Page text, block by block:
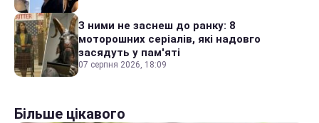
З ними не заснеш до ранку: 8
моторошних серіалів, які надовго
засядуть у пам'яті
07 серпня 2026, 18:09
Більше цікавого